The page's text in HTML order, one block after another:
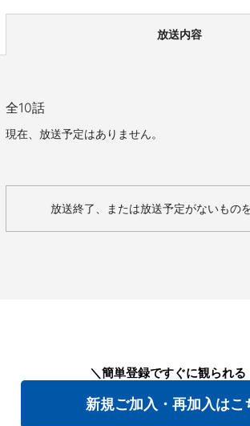
放送内容
全10話
現在、放送予定はありません。
放送終了、または放送予定がないもの
＼簡単登録ですぐに観られる
新規ご加入・再加入はこ